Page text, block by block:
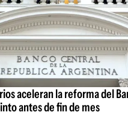
aceleran la reforma del
antes de fin de mes